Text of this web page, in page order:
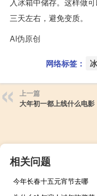
入冰箱中储存。这样做
三天左右，避免变质。
AI伪原创
网络标签：
上一篇
大年初一都上线什么电影
相关问题
今年长春十五元宵节去哪